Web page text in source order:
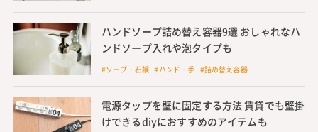
ハンドソープ詰め替え容器9選 おしゃれなハ
ンドソープ入れや泡タイプも
#ソープ・石鹸 #ハンド・手 #詰め替え容器
電源タップを壁に固定する方法 賃貸でも壁掛
けできるdiyにおすすめのアイテムも